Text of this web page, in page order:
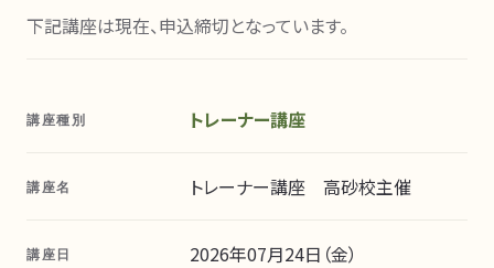
下記講座は現在、申込締切となっています。
講座種別 トレーナー講座
講座名 トレーナー講座 高砂校主催
講座日 2026年07月24日（金）